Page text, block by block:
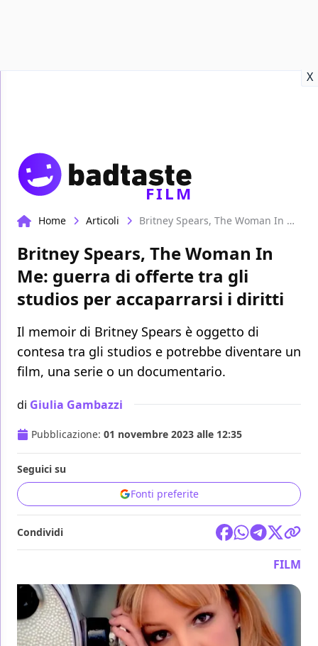
X
FILM
Home Articoli Britney Spears, The Woman In Me: guerra di offerte tra gli studios per accaparrarsi i diritti
Britney Spears, The Woman In
Me: guerra di offerte tra gli
studios per accaparrarsi i diritti
Il memoir di Britney Spears è oggetto di
contesa tra gli studios e potrebbe diventare un
film, una serie o un documentario.
di Giulia Gambazzi
Pubblicazione: 01 novembre 2023 alle 12:35
Seguici su
Fonti preferite
Condividi
FILM